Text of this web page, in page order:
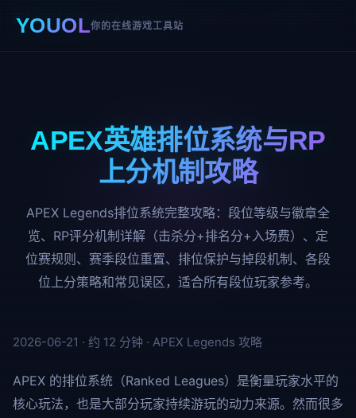
YOUOL你的在线游戏工具站
首页›游戏攻略 APEX Legends ›排位系统与RP上分机制攻略
APEX英雄排位系统与RP
上分机制攻略
APEX Legends排位系统完整攻略：段位等级与徽章全
览、RP评分机制详解（击杀分+排名分+入场费）、定
位赛规则、赛季段位重置、排位保护与掉段机制、各段
位上分策略和常见误区，适合所有段位玩家参考。
2026-06-21 · 约 12 分钟 · APEX Legends 攻略
APEX 的排位系统（Ranked Leagues）是衡量玩家水平的
核心玩法，也是大部分玩家持续游玩的动力来源。然而很多